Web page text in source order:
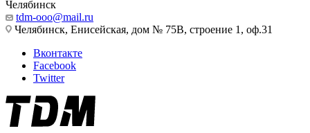
Челябинск
tdm-ooo@mail.ru
Челябинск, Енисейская, дом № 75В, строение 1, оф.31
Вконтакте
Facebook
Twitter